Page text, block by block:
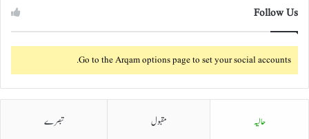
Follow Us
Go to the Arqam options page to set your social accounts.
حالیہ مقبول تبصرے